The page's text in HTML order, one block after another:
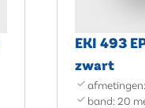
EKI 493
zwart
band: 20